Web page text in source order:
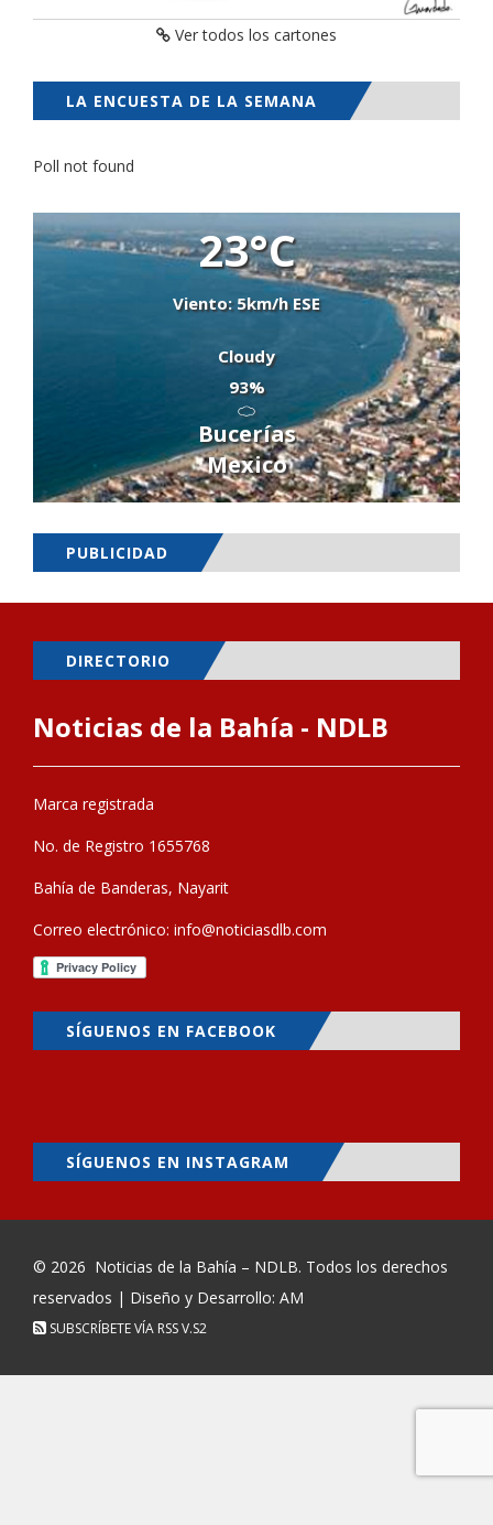
Ver todos los cartones
LA ENCUESTA DE LA SEMANA
Poll not found
23°C
Viento: 5km/h ESE
Cloudy
93%
Bucerías
Mexico
PUBLICIDAD
DIRECTORIO
Noticias de la Bahía - NDLB
Marca registrada
No. de Registro 1655768
Bahía de Banderas, Nayarit
Correo electrónico: info@noticiasdlb.com
SÍGUENOS EN FACEBOOK
SÍGUENOS EN INSTAGRAM
© 2026 Noticias de la Bahía – NDLB. Todos los derechos
reservados | Diseño y Desarrollo: AM
SUBSCRÍBETE VÍA RSSV.S2